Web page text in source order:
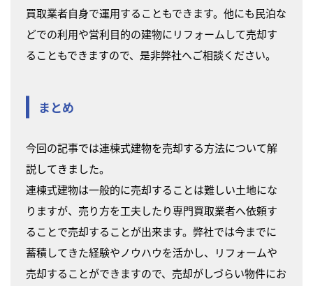
買取業者自身で運用することもできます。他にも民泊な
どでの利用や営利目的の建物にリフォームして売却す
ることもできますので、是非弊社へご相談ください。
まとめ
今回の記事では連棟式建物を売却する方法について解
説してきました。
連棟式建物は一般的に売却することは難しい土地にな
りますが、売り方を工夫したり専門買取業者へ依頼す
ることで売却することが出来ます。弊社では今までに
蓄積してきた経験やノウハウを活かし、リフォームや
売却することができますので、売却がしづらい物件にお